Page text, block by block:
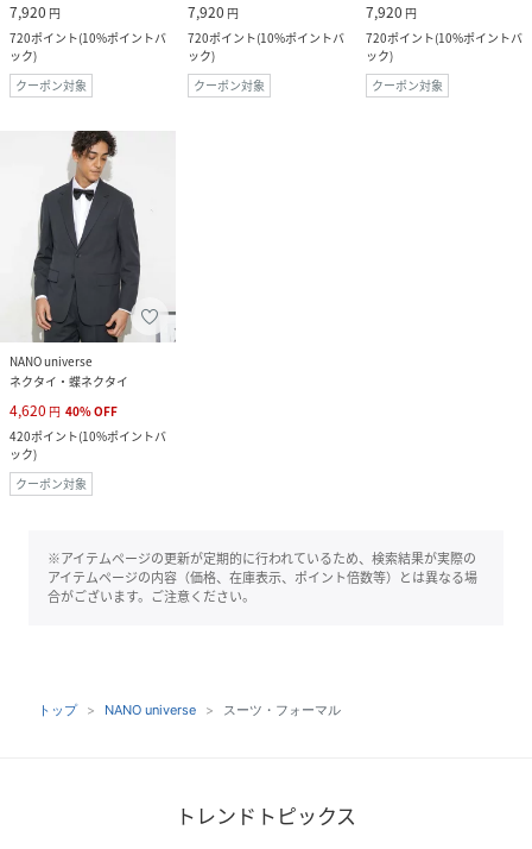
7,920 円
720ポイント(10%ポイントバ
ック)
クーポン対象
7,920 円
720ポイント(10%ポイントバ
ック)
クーポン対象
7,920 円
720ポイント(10%ポイントバ
ック)
クーポン対象
NANO universe
ネクタイ・蝶ネクタイ
4,620 円 40%OFF
420ポイント(10%ポイントバ
ック)
クーポン対象
※アイテムページの更新が定期的に行われているため、検索結果が実際の
アイテムページの内容（価格、在庫表示、ポイント倍数等）とは異なる場
合がございます。ご注意ください。
トップ NANO universe スーツ・フォーマル
トレンドトピックス